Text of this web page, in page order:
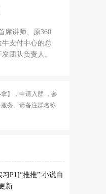
席讲师、原360
支付中心的总
团队负责人。
】，申请入群 ，参
务。请备注群名称
习P1]“推推”:小说白
新